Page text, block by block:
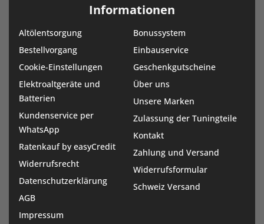
Informationen
Altölentsorgung
Bestellvorgang
Cookie-Einstellungen
Elektroaltgeräte und
Batterien
Kundenservice per
WhatsApp
Ratenkauf by easyCredit
Widerrufsrecht
Datenschutzerklärung
AGB
Impressum
Bonussystem
Einbauservice
Geschenkgutscheine
Über uns
Unsere Marken
Zulassung der Tuningteile
Kontakt
Zahlung und Versand
Widerrufsformular
Schweiz Versand